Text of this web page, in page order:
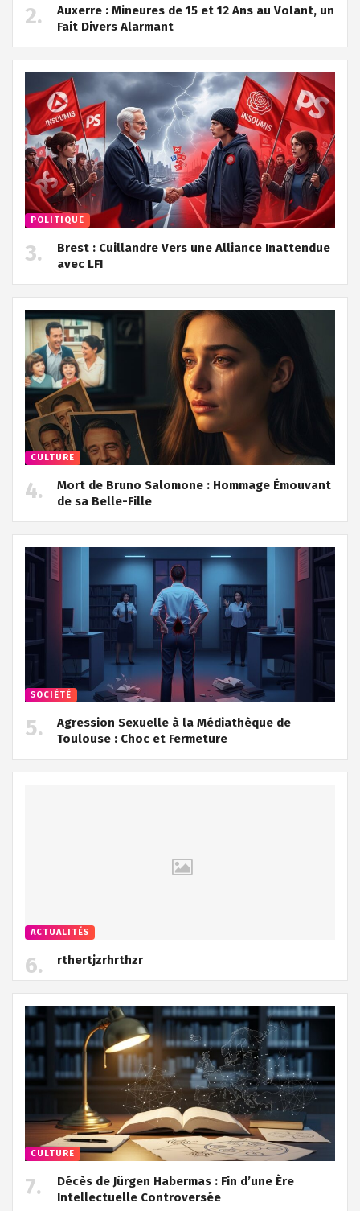
Auxerre : Mineures de 15 et 12 Ans au Volant, un
Fait Divers Alarmant
POLITIQUE
Brest : Cuillandre Vers une Alliance Inattendue
avec LFI
CULTURE
Mort de Bruno Salomone : Hommage Émouvant
de sa Belle-Fille
SOCIÉTÉ
Agression Sexuelle à la Médiathèque de
Toulouse : Choc et Fermeture
ACTUALITÉS
rthertjzrhrthzr
CULTURE
Décès de Jürgen Habermas : Fin d’une Ère
Intellectuelle Controversée